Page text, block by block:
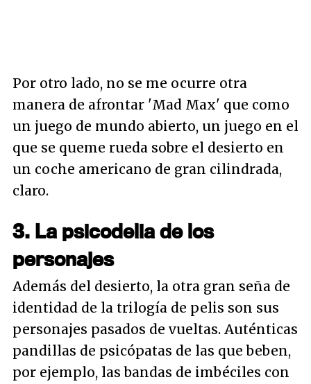
Por otro lado, no se me ocurre otra
manera de afrontar 'Mad Max' que como
un juego de mundo abierto, un juego en el
que se queme rueda sobre el desierto en
un coche americano de gran cilindrada,
claro.
3. La psicodelia de los
personajes
Además del desierto, la otra gran seña de
identidad de la trilogía de pelis son sus
personajes pasados de vueltas. Auténticas
pandillas de psicópatas de las que beben,
por ejemplo, las bandas de imbéciles con